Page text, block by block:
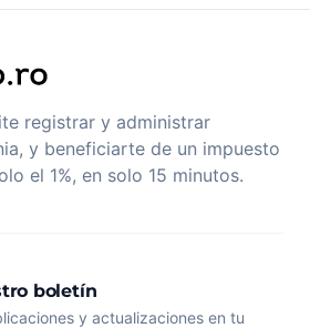
registrar y administrar
y beneficiarte de un impuesto
el 1%, en solo 15 minutos.
boletín
y actualizaciones en tu